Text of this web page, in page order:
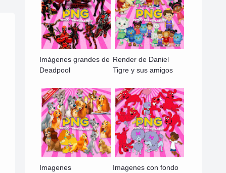
Imágenes grandes de
Deadpool
Render de Daniel
Tigre y sus amigos
Imagenes
Imagenes con fondo